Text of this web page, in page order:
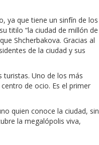
ya que tiene un sinfín de los
titilo “la ciudad de millón de
Shcherbakova. Gracias al
de la ciudad y sus
Uno de los más
de ocio. Es el primer
quien conoce la ciudad, sin
la megalópolis viva,